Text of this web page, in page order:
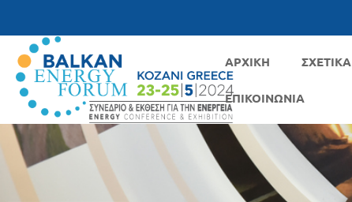
ΑΡΧΙΚΗ ΣΧΕΤΙΚΑ
ΕΠΙΚΟΙΝΩΝΙΑ